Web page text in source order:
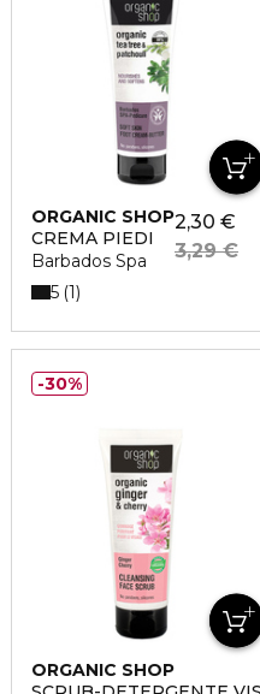
ORGANIC SHOP
CREMA PIEDI
Barbados Spa
2,30 €
3,29 €
5 1
ORGANIC SHOP
30%